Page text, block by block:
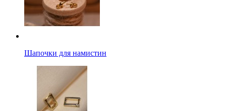
Шапочки для намистин